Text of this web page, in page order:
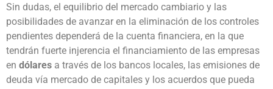
Sin dudas, el equilibrio del mercado cambiario y las
posibilidades de avanzar en la eliminación de los controles
pendientes dependerá de la cuenta financiera, en la que
tendrán fuerte injerencia el financiamiento de las empresas
en dólares a través de los bancos locales, las emisiones de
deuda vía mercado de capitales y los acuerdos que pueda